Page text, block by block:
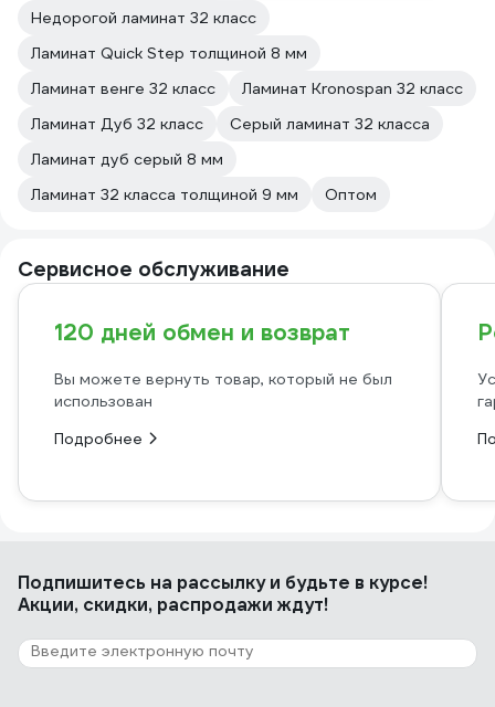
Недорогой ламинат 32 класс
Ламинат Quick Step толщиной 8 мм
Ламинат венге 32 класс
Ламинат Kronospan 32 класс
Ламинат Дуб 32 класс
Серый ламинат 32 класса
Ламинат дуб серый 8 мм
Ламинат 32 класса толщиной 9 мм
Оптом
Сервисное обслуживание
120 дней обмен и возврат
Вы можете вернуть товар, который не был
использован
Подробнее
Подпишитесь на рассылкуи будьте в курсе!
Акции, скидки, распродажи ждут!